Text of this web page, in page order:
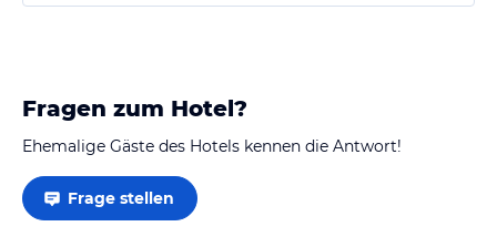
Fragen zum Hotel?
Ehemalige Gäste des Hotels kennen die Antwort!
Frage stellen